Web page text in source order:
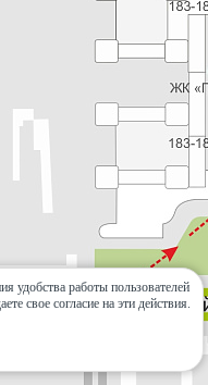
удобства работы пользователей
свое согласие на эти действия.